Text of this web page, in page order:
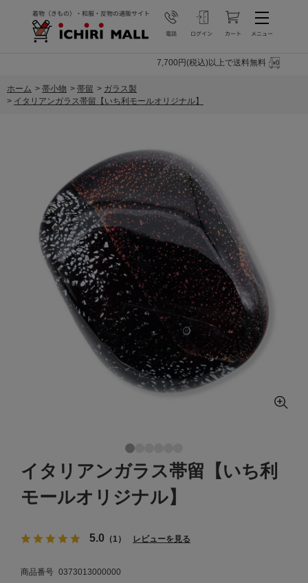
7,700円(税込)以上で送料無料
ホーム > 帯小物 > 帯留 > ガラス製
> イタリアンガラス帯留【いち利モールオリジナル】
イタリアンガラス帯留【いち利
モールオリジナル】
5.0 （1） レビューを見る
商品番号 0373013000000